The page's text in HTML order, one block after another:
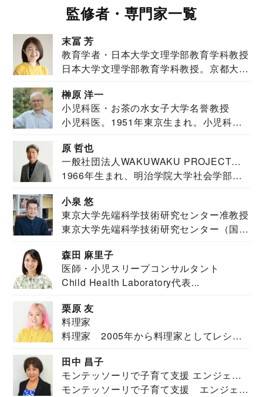
監修者・専門家一覧
末冨 芳
教育学者・日本大学文理学部教育学科教授
日本大学文理学部教育学科教授。京都大学
榊原 洋一
小児科医・お茶の水女子大学名誉教授
小児科医。1951年東京生まれ。小児科
原 哲也
一般社団法人WAKUWAKU PROJECT
JAPAN代表・言語聴覚士・社会福祉士
1966年生まれ、明治学院大学社会学部福
小泉 悠
東京大学先端科学技術研究センター准教授
東京大学先端科学技術研究センター（国際
森田 麻里子
医師・小児スリープコンサルタント
Child Health Laboratory代表...
栗原 友
料理家
料理家 2005年から料理家としてレシピ
田中 昌子
モンテッソーリで子育て支援 エンジェル
ズハウス研究所所長
モンテッソーリで子育て支援 エンジェル